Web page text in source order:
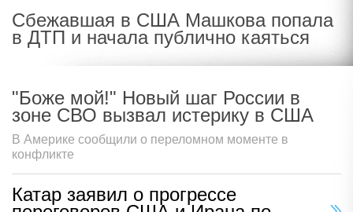
Сбежавшая в США Машкова попала
в ДТП и начала публично каяться
"Боже мой!" Новый шаг России в
зоне СВО вызвал истерику в США
В Америке сообщили о переломном моменте в
конфликте
Катар заявил о прогрессе